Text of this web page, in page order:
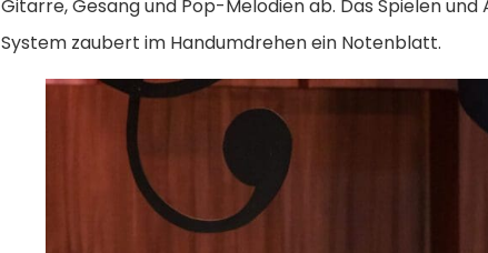
Gitarre, Gesang und Pop-Melodien ab. Das Spielen
System zaubert im Handumdrehen ein Notenblatt.